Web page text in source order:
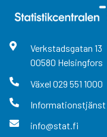
Verkstadsgatan 13
00580 Helsingfors
Växel 029 551 1000
Informationstjänst
info@stat.fi